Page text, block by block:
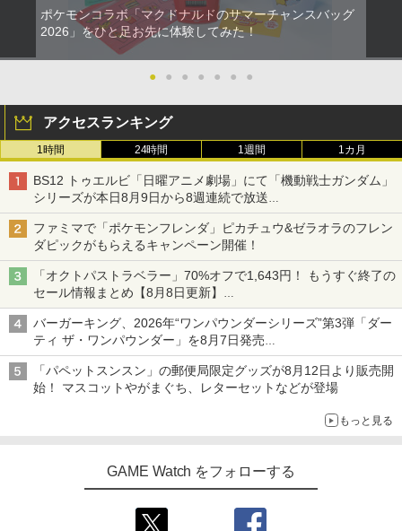
ポケモンコラボ「マクドナルドのサマーチャンスバッグ
2026」をひと足お先に体験してみた！
● ● ● ● ● ● ●
アクセスランキング
1時間 24時間 1週間 1カ月
BS12 トゥエルビ「日曜アニメ劇場」にて「機動戦士ガンダム」
シリーズが本日8月9日から8週連続で放送
初回は「機動戦士ガンダム【HDリマスター版】」
ファミマで「ポケモンフレンダ」ピカチュウ&ゼラオラのフレン
ダピックがもらえるキャンペーン開催！
「オクトパストラベラー」70%オフで1,643円！ もうすぐ終了の
セール情報まとめ【8月8日更新】
ニンテンドーeショップでは「大神 絶景版」が67%オフで990円
バーガーキング、2026年“ワンパウンダーシリーズ”第3弾「ダー
ティ ザ・ワンパウンダー」を8月7日発売
「特製ガーリックマヨソース」を使用した超大型チーズバーガー
「パペットスンスン」の郵便局限定グッズが8月12日より販売開
始！ マスコットやがまぐち、レターセットなどが登場
もっと見る
GAME Watch をフォローする